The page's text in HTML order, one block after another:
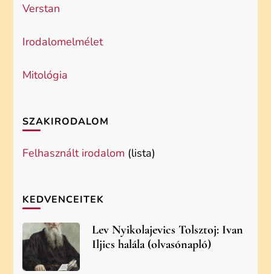
Verstan
Irodalomelmélet
Mitológia
SZAKIRODALOM
Felhasznált irodalom (lista)
KEDVENCEITEK
Lev Nyikolajevics Tolsztoj: Ivan
Iljics halála (olvasónapló)